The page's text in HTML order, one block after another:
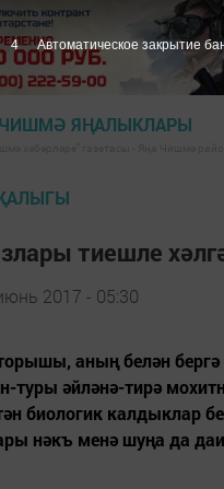
ЯҢАЛЫКЛАРЫ
тиешле
2017 - 05:30
аның белән бергә
туры әйләнә-тирә
биологик калдыклар
нәкъ менә шуңа да
3 Автоматическое закрытие